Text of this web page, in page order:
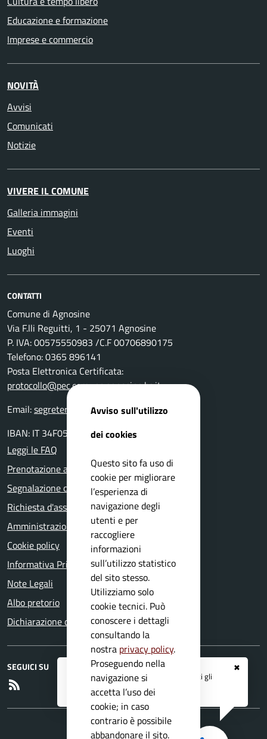
✖
Registrati ai serviziAPP IO
e ricevi tutti gli
aggiornamenti dall'Ente
Educazione e formazione
Imprese e commercio
NOVITÀ
Avvisi
Comunicati
Notizie
VIVERE IL COMUNE
Galleria immagini
Eventi
Luoghi
CONTATTI
Comune di Agnosine
Via F.lli Reguitti, 1 - 25071 Agnosine
P. IVA: 00575550983 /C.F 00706890175
Telefono: 0365 896141
Posta Elettronica Certificata:
protocollo@pec.comune.agnosine.bs.it
Email:segreteria@comune.agnosine.bs.it
IBAN: IT 34F0511654000 0000000 24400
Leggi le FAQ
Prenotazione appuntamento
Segnalazione disservizio
Richiesta d'assistenza
Amministrazione trasparente
Cookie policy
Informativa Privacy
Note Legali
Albo pretorio
Dichiarazione di accessibilità
SEGUICI SU
Avviso sull'utilizzo
dei cookies
Questo sito fa uso di
cookie per migliorare
l’esperienza di
navigazione degli
utenti e per
raccogliere
informazioni
sull’utilizzo statistico
del sito stesso.
Utilizziamo solo
cookie tecnici. Può
conoscere i dettagli
consultando la
nostra privacy policy.
Proseguendo nella
navigazione si
accetta l’uso dei
cookie; in caso
contrario è possibile
abbandonare il sito.